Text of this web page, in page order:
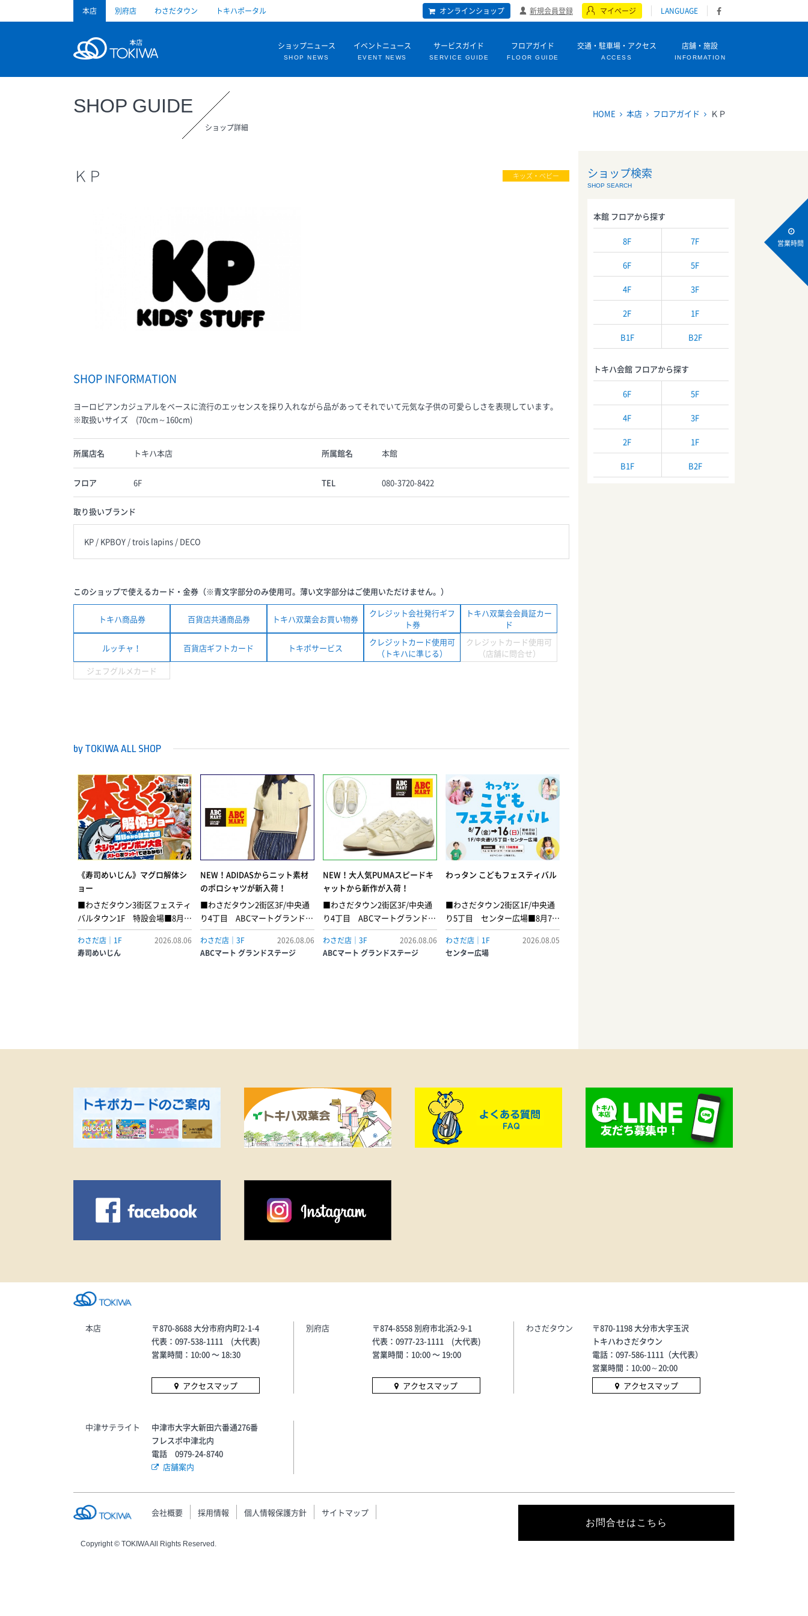
本店 別府店 わさだタウン トキハポータル オンラインショップ 新規会員登録 マイページ LANGUAGE
ショップニュース
SHOP NEWS
イベントニュース
EVENT NEWS
サービスガイド
SERVICE GUIDE
フロアガイド
FLOOR GUIDE
交通・駐車場・アクセス
ACCESS
店舗・施設
INFORMATION
営業時間
SHOP GUIDE
ショップ詳細
HOME 本店 フロアガイド ＫＰ
ＫＰ キッズ・ベビー
SHOP INFORMATION
ヨーロピアンカジュアルをベースに流行のエッセンスを採り入れながら品があってそれでいて元気な子供の可愛らしさを表現しています。
※取扱いサイズ (70cm～160cm)
所属店名 トキハ本店 所属館名 本館
フロア 6F TEL 080-3720-8422
取り扱いブランド
KP / KPBOY / trois lapins / DECO
このショップで使えるカード・金券（※青文字部分のみ使用可。薄い文字部分はご使用いただけません。）
トキハ商品券 百貨店共通商品券 トキハ双葉会お買い物券
クレジット会社発行ギフ
ト券
トキハ双葉会会員証カー
ド
ルッチャ！ 百貨店ギフトカード トキポサービス
クレジットカード使用可
（トキハに準じる）
クレジットカード使用可
（店舗に問合せ）
ジェフグルメカード
by TOKIWA ALL SHOP
《寿司めいじん》マグロ解体シ
ョー
■わさだタウン3街区フェスティ
バルタウン1F 特設会場■8月9
日(日) 12:00～3街区1階の特設会
場にて、本まぐろ解体ショーを
開催！さばいた“まぐろ”は寿司
中トロ…1貫 280円●捌きたて ま
わさだ店｜1F
2026.08.06
寿司めいじん
NEW！ADIDASからニット素材
のポロシャツが新入荷！
■わさだタウン2街区3F/中央通
り4丁目 ABCマートグランドス
テージケーブル ニット カリ Tシ
ャツポロは、ヨーロッパサッカ
ーの伝統と爽やかなアメリカの
れたスタイルを演出。スリムな
で幅広く活躍してくれる。チー
ムスポーツへのオマージュを込
めた、現代的で上品なルックス
を誇るポロシャツ。《ADIDAS》
●ショートスリーブ
ロン20%）…13,200円
わさだ店｜3F
2026.08.06
ABCマート グランドステージ
NEW！大人気PUMAスピードキ
ャットから新作が入荷！
■わさだタウン2街区3F/中央通
り4丁目 ABCマートグランドス
テージレースコースから生まれ
たアイコニックなスニーカー
「スピードキャット」に、ダン
ラスしてくれます。カジュアル
練された雰囲気を演出します。
快適な履き心地とデザイン性を
兼ね備え、デイリー使いはもち
ろん、トレンド感のある足元を
楽しみたい方にもおすすめのア
革・合成繊維）…15,400円
わさだ店｜3F
2026.08.06
ABCマート グランドステージ
わっタン こどもフェスティバル
■わさだタウン2街区1F/中央通
り5丁目 センター広場■8月7日
(金) ▶︎ 8月16日(日) ※最終日は
17時閉場■平日：19時まで、
土・日・祝・8月13日(木)・14日
わさだ店｜1F
2026.08.05
センター広場
ショップ検索
SHOP SEARCH
本館 フロアから探す
8F 7F
6F 5F
4F 3F
2F 1F
B1F B2F
トキハ会館 フロアから探す
6F 5F
4F 3F
2F 1F
B1F B2F
本店
〒870-8688 大分市府内町2-1-4
代表：097-538-1111 (大代表)
営業時間：10:00 〜 18:30
アクセスマップ
別府店
〒874-8558 別府市北浜2-9-1
代表：0977-23-1111 (大代表)
営業時間：10:00 〜 19:00
アクセスマップ
わさだタウン
〒870-1198 大分市大字玉沢
トキハわさだタウン
電話：097-586-1111（大代表）
営業時間：10:00～20:00
アクセスマップ
中津サテライト
中津市大字大新田六番通276番
フレスポ中津北内
電話 0979-24-8740
店舗案内
会社概要 採用情報 個人情報保護方針 サイトマップ
お問合せはこちら
Copyright © TOKIWA All Rights Reserved.